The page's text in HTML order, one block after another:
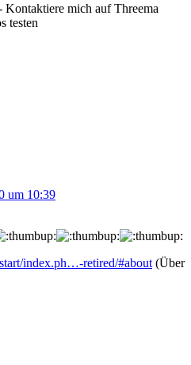
Kontaktiere mich auf Threema
testen
um 10:39
index.ph…-retired/#about (Über